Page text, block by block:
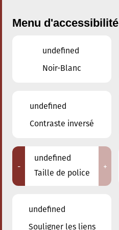
Concerts
Adresse
Menu d'accessibilité
undefined
Noir-Blanc
undefined
Contraste inversé
-
undefined
Taille de police
+
undefined
Souligner les liens